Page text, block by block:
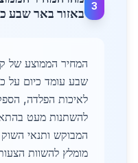
3
באזור באר שבע
המחיר הממוצע של
לאיכות הפלדה,
להשתנות מעט
המבוקש ותנאי
מומלץ להשוות